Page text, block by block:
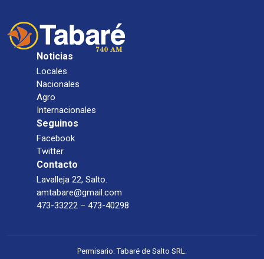
Noticias
Locales
Nacionales
Agro
Internacionales
Seguinos
Facebook
Twitter
Contacto
Lavalleja 22, Salto.
amtabare@gmail.com
473-33222 – 473-40298
Permisario: Tabaré de Salto SRL.